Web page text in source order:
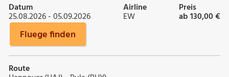
Datum
25.08.2026 - 05.09.2026
Airline
EW
Preis
ab 130,00 €
Fluege finden
Route